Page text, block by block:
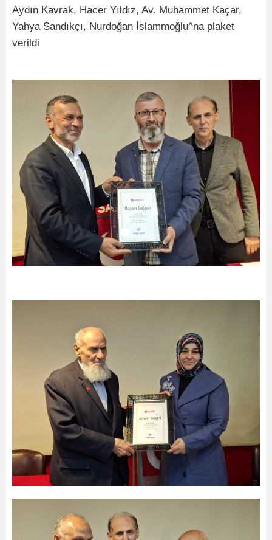
Aydın Kavrak, Hacer Yıldız, Av. Muhammet Kaçar,
Yahya Sandıkçı, Nurdoğan İslammoğlu^na plaket
verildi